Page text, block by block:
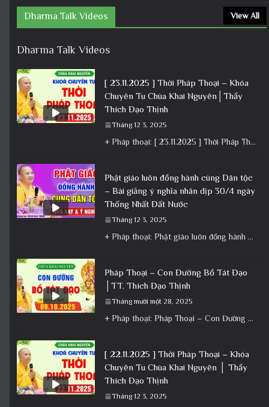
Dharma Talk Videos View All
Dharma Talk Videos
[ 23.11.2025 ] Thời Pháp Thoại – Khóa
Chuyên Tu Chùa Khai Nguyên│Thầy
Thích Đạo Thịnh
Tháng 12 3, 2025
+ Pháp thoại: [ 23.11.2025 ] Thời Pháp Thoại – Khóa Chuyên Tu Chùa Khai Nguyên│Thầy Thích Đạo Thịnh +
Phật giáo luôn đồng hành cùng Dân tộc
– Bài giảng ý nghĩa nhân dịp 30/4 ngày
Thống Nhất Đất Nước
Tháng 12 3, 2025
+ Pháp thoại: Phật giáo luôn đồng hành cùng Dân tộc – Bài giảng ý nghĩa nhân dịp 30/4 ngày
Pháp Thoại – Con Đường Bồ Tát Đạo
│TT. Thích Đạo Thịnh
Tháng mười một 28, 2025
+ Pháp thoại: Pháp Thoại – Con Đường Bồ Tát Đạo │TT. Thích Đạo Thịnh + Album: Pháp Thoại +
[ 22.11.2025 ] Thời Pháp Thoại – Khóa
Chuyên Tu Chùa Khai Nguyên │ Thầy
Thích Đạo Thịnh
Tháng 12 3, 2025